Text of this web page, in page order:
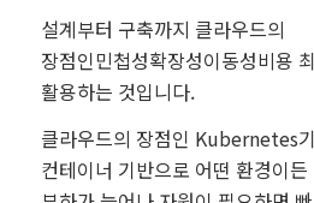
설계부터 구축까지 클라우드의
장점인민첩성확장성이동성비용
활용하는 것입니다.
클라우드의 장점인 Kubernetes
컨테이너 기반으로 어떤 환경이